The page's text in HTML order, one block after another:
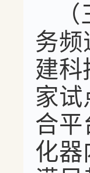
务频
建科
家
合平
化器